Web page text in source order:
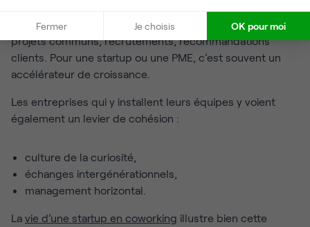
Cette diversité génère des opportunités de coopération :
projets communs, recrutements, recommandations
clients. Pour une startup ou une PME, c’est souvent un
accélérateur de croissance.
Les entreprises qui y installent leurs équipes y voient
également un levier de cohésion :
culture de la curiosité,
échanges intergénérationnels,
management horizontal.
La vie d’une startup en coworking illustre bien cette
Fermer Je choisis OK pour moi